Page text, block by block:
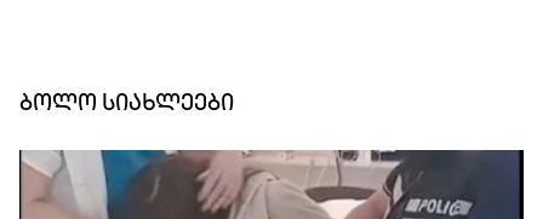
ბოლო სიახლეები